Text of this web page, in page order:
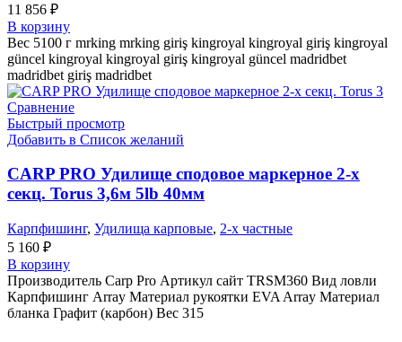
11 856 ₽
В корзину
Вес 5100 г mrking mrking giriş kingroyal kingroyal giriş kingroyal
güncel kingroyal kingroyal giriş kingroyal güncel madridbet
madridbet giriş madridbet
Сравнение
Быстрый просмотр
Добавить в Список желаний
CARP PRO Удилище сподовое маркерное 2-х
секц. Torus 3,6м 5lb 40мм
Карпфишинг, Удилища карповые, 2-х частные
5 160 ₽
В корзину
Производитель Carp Pro Артикул сайт TRSM360 Вид ловли
Карпфишинг Array Материал рукоятки EVA Array Материал
бланка Графит (карбон) Вес 315